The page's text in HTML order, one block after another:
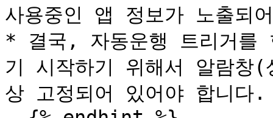
사용중인 앱 정보가 노출되
* 결국, 자동운행 트리거를
기 시작하기 위해서 알람창
상 고정되어 있어야 합니다.